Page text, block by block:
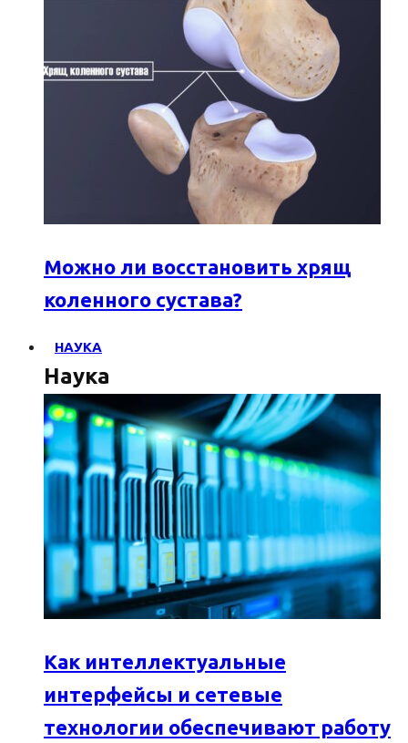
Можно ли восстановить хрящ
коленного сустава?
НАУКА
Наука
Как интеллектуальные
интерфейсы и сетевые
технологии обеспечивают работу